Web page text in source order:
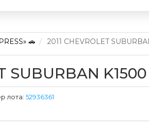
🚗 2011 CHEVROLET
SUBURBAN
лота: 52936361